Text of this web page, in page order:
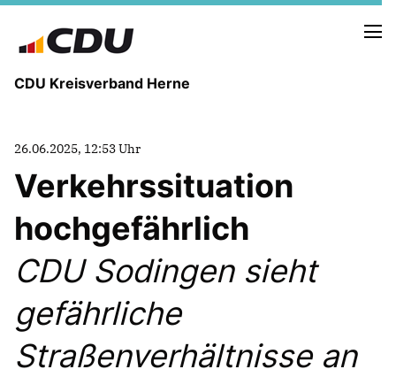
CDU Kreisverband Herne
ORTSVERBÄNDE
Fraktion
FOTOS
26.06.2025, 12:53 Uhr
Verkehrssituation
hochgefährlich
CDU Sodingen sieht
gefährliche
Straßenverhältnisse an